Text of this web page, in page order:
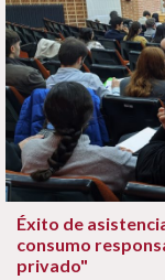
Éxito de
consumo
privado"